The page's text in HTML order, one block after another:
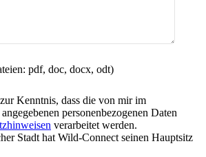
pdf, doc, docx, odt)
Kenntnis, dass die von mir im
personenbezogenen Daten
verarbeitet werden.
Stadt hat Wild-Connect seinen Hauptsitz